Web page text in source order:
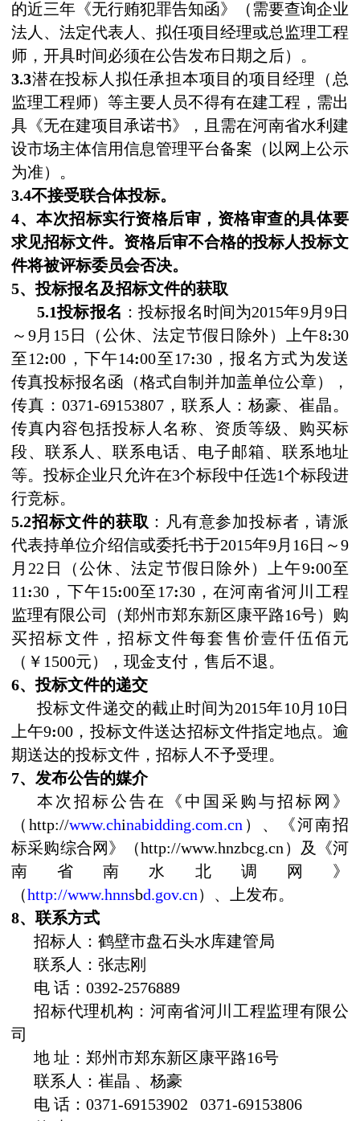
的近三年《无行贿犯罪告知函》（需要查询企业
法人、法定代表人、拟任项目经理或总监理工程
师，开具时间必须在公告发布日期之后）。
3.3潜在投标人拟任承担本项目的项目经理（总
监理工程师）等主要人员不得有在建工程，需出
具《无在建项目承诺书》，且需在河南省水利建
设市场主体信用信息管理平台备案（以网上公示
为准）。
3.4不接受联合体投标。
4、本次招标实行资格后审，资格审查的具体要
求见招标文件。资格后审不合格的投标人投标文
件将被评标委员会否决。
5、投标报名及招标文件的获取
5.1投标报名 ：投标报名时间为2015年9月 9日
～ 9月 15 日（公休、法定节假日除外）上午8:30
至 12:00 ，下午14:00至 17:30，报名方式为发送
传真投标报名函（格式自制并加盖单位公章），
传真： 0371-69153807，联系人：杨豪、崔晶。
传真内容包括投标人名称、资质等级、购买标
段、联系人、联系电话、电子邮箱、联系地址
等。 投标企业只允许在3个标段中任选1个标段进
行竞标。
5.2招标文件的获取 ：凡有意参加投标者，请派
代表持单位介绍信或委托书于2015年9月 16日～9
月 22 日（公休、法定节假日除外）上午9:00至
11:30 ，下午15:00至 17:30，在河南省河川工程
监理有限公司（郑州市郑东新区康平路16号）购
买招标文件，招标文件每套售价壹仟伍佰元
（￥ 1500元），现金支付，售后不退。
6、投标文件的递交
投标文件递交的截止时间为2015年10月 10日
上午9:00 ，投标文件送达招标文件指定地点。逾
期送达的投标文件，招标人不予受理。
7、发布公告的媒介
本次招标公告在《中国采购与招标网》
（ http://www.chinabidding.com.cn ）、《河南招
标采购综合网》（http://www.hnzbcg.cn ）及《河
南省南水北调网》
（http://www.hnnsbd.gov.cn）、上发布。
8、联系方式
招标人：鹤壁市盘石头水库建管局
联系人：张志刚
电 话：0392-2576889
招标代理机构：河南省河川工程监理有限公
司
地 址：郑州市郑东新区康平路16号
联系人：崔晶 、杨豪
电 话：0371-69153902
0371-69153806